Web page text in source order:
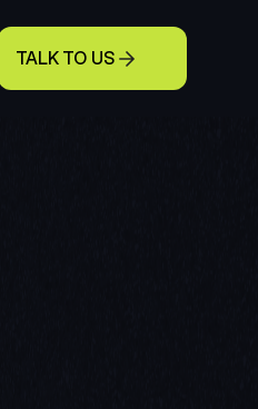
TALK TO US